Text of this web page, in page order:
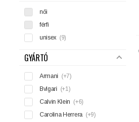
női
férfi
unisex (9)
GYÁRTÓ
Armani (+7)
Bvlgari (+1)
Calvin Klein (+6)
Carolina Herrera (+9)